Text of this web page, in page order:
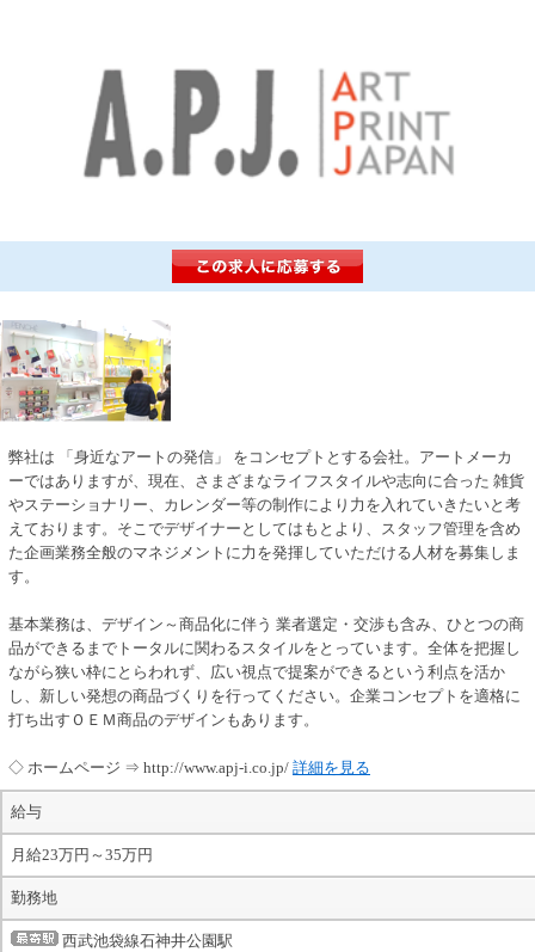
弊社は 「身近なアートの発信」 をコンセプトとする会社。アートメーカ
ーではありますが、現在、さまざまなライフスタイルや志向に合った 雑貨
やステーショナリー、カレンダー等の制作により力を入れていきたいと考
えております。そこでデザイナーとしてはもとより、スタッフ管理を含め
た企画業務全般のマネジメントに力を発揮していただける人材を募集しま
す。
基本業務は、デザイン～商品化に伴う 業者選定・交渉も含み、ひとつの商
品ができるまでトータルに関わるスタイルをとっています。全体を把握し
ながら狭い枠にとらわれず、広い視点で提案ができるという利点を活か
し、新しい発想の商品づくりを行ってください。企業コンセプトを適格に
打ち出すＯＥＭ商品のデザインもあります。
◇ ホームページ ⇒ http://www.apj-i.co.jp/ 詳細を見る
給与
月給23万円～35万円
勤務地
西武池袋線石神井公園駅